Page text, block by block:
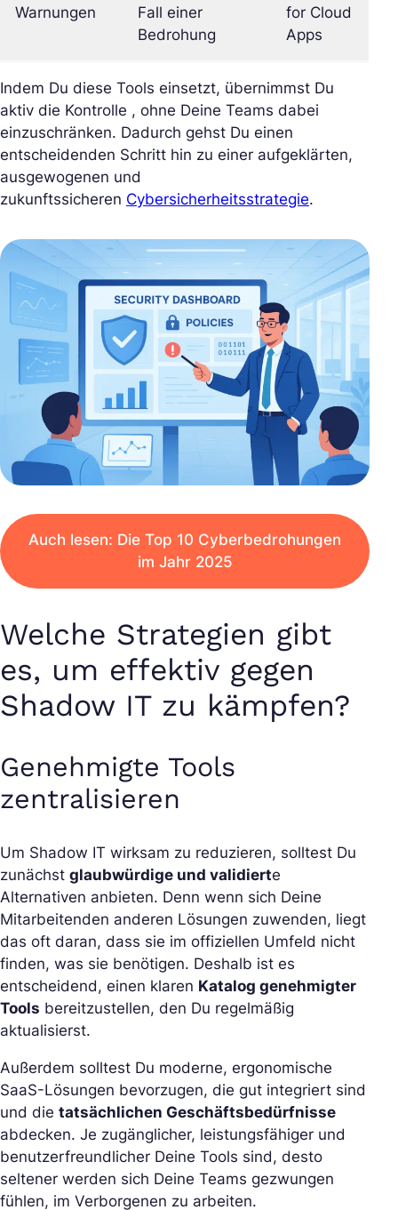
Warnungen
Fall einer
Bedrohung
for Cloud
Apps
Indem Du diese Tools einsetzt, übernimmst Du
aktiv die Kontrolle , ohne Deine Teams dabei
einzuschränken. Dadurch gehst Du einen
entscheidenden Schritt hin zu einer aufgeklärten,
ausgewogenen und
zukunftssicheren Cybersicherheitsstrategie.
Auch lesen: Die Top 10 Cyberbedrohungen
im Jahr 2025
Welche Strategien gibt
es, um effektiv gegen
Shadow IT zu kämpfen?
Genehmigte Tools
zentralisieren
Um Shadow IT wirksam zu reduzieren, solltest Du
zunächst glaubwürdige und validierte
Alternativen anbieten. Denn wenn sich Deine
Mitarbeitenden anderen Lösungen zuwenden, liegt
das oft daran, dass sie im offiziellen Umfeld nicht
finden, was sie benötigen. Deshalb ist es
entscheidend, einen klaren Katalog genehmigter
Tools bereitzustellen, den Du regelmäßig
aktualisierst.
Außerdem solltest Du moderne, ergonomische
SaaS-Lösungen bevorzugen, die gut integriert sind
und die tatsächlichen Geschäftsbedürfnisse
abdecken. Je zugänglicher, leistungsfähiger und
benutzerfreundlicher Deine Tools sind, desto
seltener werden sich Deine Teams gezwungen
fühlen, im Verborgenen zu arbeiten.